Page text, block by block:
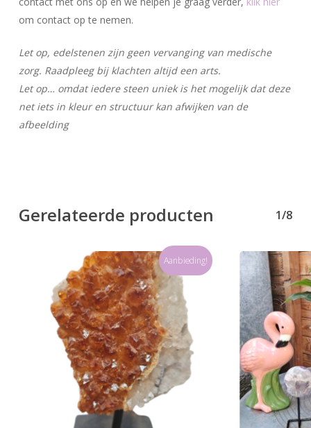
om contact op te nemen.
Let op, edelstenen zijn geen vervanging van medische
zorg. Raadpleeg bij klachten altijd een arts.
Let op… omdat iedere steen uniek is het mogelijk dat deze
net iets in kleur en structuur kan afwijken van de
afbeelding
Gerelateerde producten 1/8
Aanbieding!